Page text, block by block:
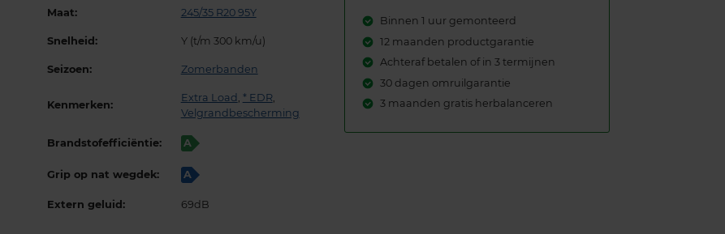
Maat: 245/35 R20 95Y
Snelheid: Y (t/m 300 km/u)
Seizoen: Zomerbanden
Kenmerken:
Extra Load , * EDR,
Velgrandbescherming
Brandstofefficiëntie: A
Grip op nat wegdek: A
Extern geluid: 69dB
Binnen 1 uur gemonteerd
12 maanden productgarantie
Achteraf betalen of in 3 termijnen
30 dagen omruilgarantie
3 maanden gratis herbalanceren